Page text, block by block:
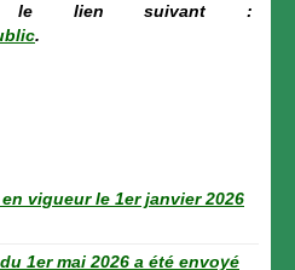
le lien suivant :
.
vigueur le 1er janvier 2026
1er mai 2026 a été envoyé